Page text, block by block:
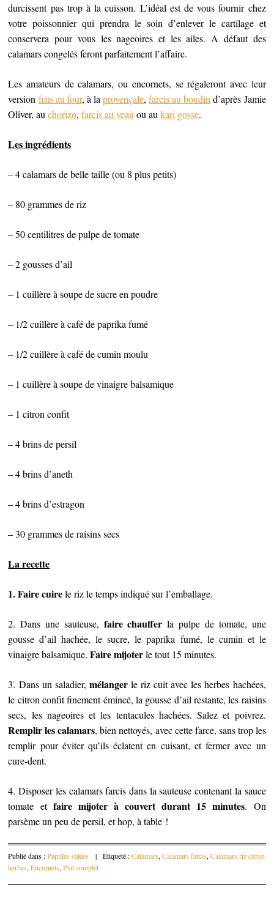
durcissent pas trop à la cuisson. L’idéal est de vous fournir chez
votre poissonnier qui prendra le soin d’enlever le cartilage et
conservera pour vous les nageoires et les ailes. A défaut des
calamars congelés feront parfaitement l’affaire.
Les amateurs de calamars, ou encornets, se régaleront avec leur
version frits au four, à laprovençale,farcis au boudind’après Jamie
Oliver, auchorizo,farcis au veauou aukari gosse.
Les ingrédients
– 4 calamars de belle taille (ou 8 plus petits)
– 80 grammes de riz
– 50 centilitres de pulpe de tomate
– 2 gousses d’ail
– 1 cuillère à soupe de sucre en poudre
– 1/2 cuillère à café de paprika fumé
– 1/2 cuillère à café de cumin moulu
– 1 cuillère à soupe de vinaigre balsamique
– 1 citron confit
– 4 brins de persil
– 4 brins d’aneth
– 4 brins d’estragon
– 30 grammes de raisins secs
La recette
1. Faire cuirele riz le temps indiqué sur l’emballage.
2. Dans une sauteuse, faire chauffer la pulpe de tomate, une
gousse d’ail hachée, le sucre, le paprika fumé, le cumin et le
vinaigre balsamique.Faire mijoterle tout 15 minutes.
3. Dans un saladier, mélangerle riz cuit avec les herbes hachées,
le citron confit finement émincé, la gousse d’ail restante, les raisins
secs, les nageoires et les tentacules hachées. Salez et poivrez.
Remplir les calamars, bien nettoyés, avec cette farce, sans trop les
remplir pour éviter qu’ils éclatent en cuisant, et fermer avec un
cure-dent.
4. Disposer les calamars farcis dans la sauteuse contenant la sauce
tomate et faire mijoter à couvert durant 15 minutes. On
parsème un peu de persil, et hop, à table !
Publié dans :Papilles salées | Étiqueté :Calamars,Calamars farcis,Calamars riz citron
herbes,Encornets,Plat complet